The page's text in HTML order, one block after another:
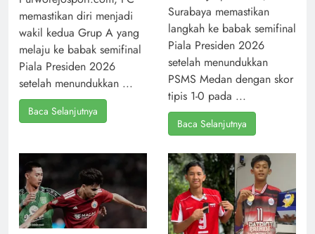
memastikan diri menjadi
wakil kedua Grup A yang
melaju ke babak semifinal
Piala Presiden 2026
setelah menundukkan ...
Baca Selanjutnya
Surabaya memastikan
langkah ke babak semifinal
Piala Presiden 2026
setelah menundukkan
PSMS Medan dengan skor
tipis 1-0 pada ...
Baca Selanjutnya